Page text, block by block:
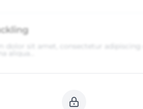
dolor sit amet, consectetur